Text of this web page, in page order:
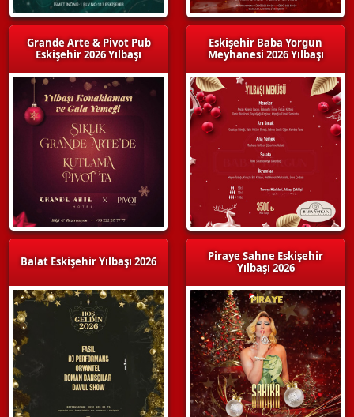
Grande Arte & Pivot Pub
Eskişehir 2026 Yılbaşı
Balat Eskişehir Yılbaşı 2026
Eskişehir Baba Yorgun
Meyhanesi 2026 Yılbaşı
Piraye Sahne Eskişehir
Yılbaşı 2026